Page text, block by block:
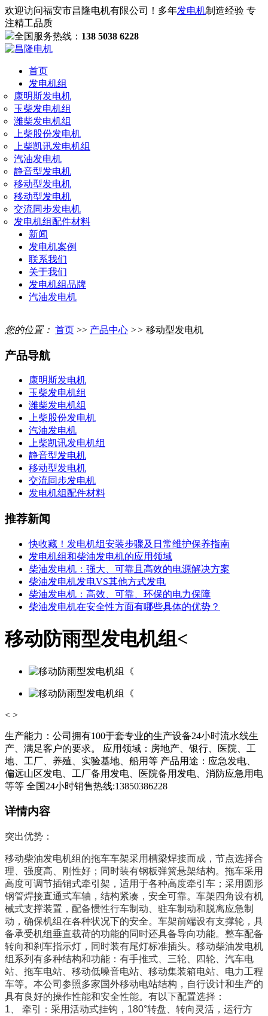
欢迎访问福安市昌隆电机有限公司！多年发电机制造经验 专
注精工品质
全国服务热线： 138 5038 6228
首页
发电机组
康明斯发电机
玉柴发电机组
潍柴发电机组
上柴股份发电机
上柴凯讯发电机组
汽油发电机
静音型发电机
移动型发电机
移动型发电机
交流同步发电机
发电机组配件材料
新闻
发电机案例
联系我们
关于我们
发电机组品牌
汽油发电机
您的位置： 首页 >> 产品中心 >> 移动型发电机
产品导航
康明斯发电机
玉柴发电机组
潍柴发电机组
上柴股份发电机
汽油发电机
上柴凯讯发电机组
静音型发电机
移动型发电机
交流同步发电机
发电机组配件材料
推荐新闻
快收藏！发电机组安装步骤及日常维护保养指南
发电机组和柴油发电机的应用领域
柴油发电机：强大、可靠且高效的电源解决方案
柴油发电机发电VS其他方式发电
柴油发电机：高效、可靠、环保的电力保障
柴油发电机在安全性方面有哪些具体的优势？
移动防雨型发电机组<
< >
生产能力：公司拥有100于套专业的生产设备24小时流水线生
产、满足客户的要求。 应用领域：房地产、银行、医院、工
地、工厂、养殖、实验基地、船用等 产品用途：应急发电、
偏远山区发电、工厂备用发电、医院备用发电、消防应急用电
等等 全国24小时销售热线:13850386228
详情内容
突出优势：
移动柴油发电机组的拖车车架采用槽梁焊接而成，节点选择合
理、强度高、刚性好；同时装有钢板弹簧悬架结构。拖车采用
高度可调节插销式牵引架，适用于各种高度牵引车；采用圆形
钢管焊接直通式车轴，结构紧凑，安全可靠。车架四角设有机
械式支撑装置，配备惯性行车制动、驻车制动和脱离应急制
动，确保机组在各种状况下的安全。车架前端设有支撑轮，具
备承受机组垂直载荷的功能的同时还具备导向功能。整车配备
转向和刹车指示灯，同时装有尾灯标准插头。移动柴油发电机
组系列有多种结构和功能：有手推式、三轮、四轮、汽车电
站、拖车电站、移动低噪音电站、移动集装箱电站、电力工程
车等。本公司参照多家国外移动电站结构，自行设计和生产的
具有良好的操作性能和安全性能。有以下配置选择：
1、 牵引：采用活动式挂钩，180°转盘、转向灵活，运行方